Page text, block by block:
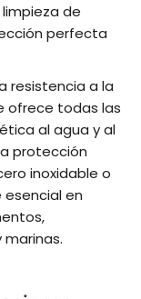
de
perfecta
resistencia a la
ofrece todas las
al agua y al
protección
inoxidable o
en